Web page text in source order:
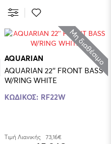
Μη διαθέσιμο
AQUARIAN
AQUARIAN 22'' FRONT BASS
W/RING WHITE
ΚΩΔΙΚΟΣ: RF22W
Τιμή Λιανικής 73,16€